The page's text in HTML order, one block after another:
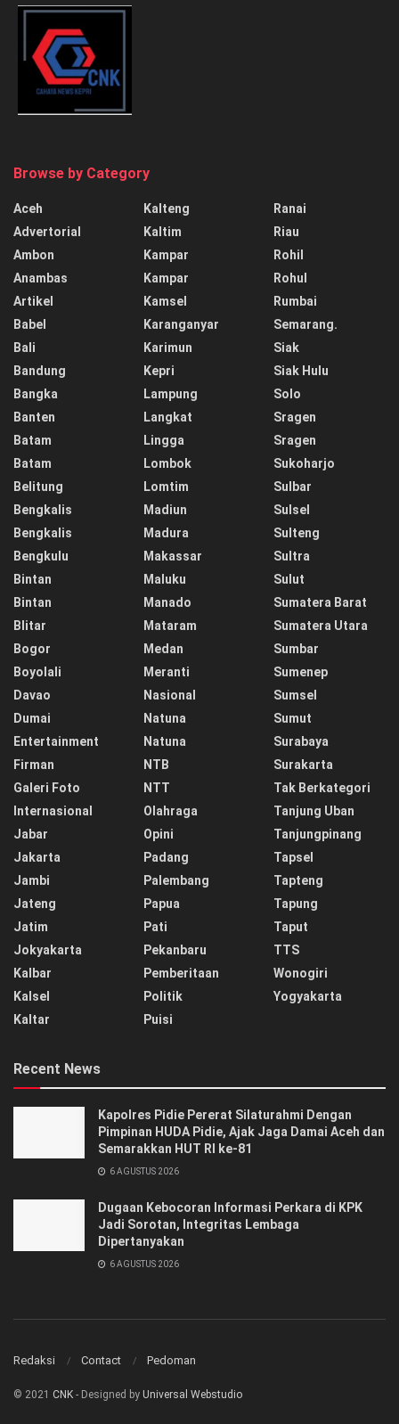
Browse by Category
Aceh
Advertorial
Ambon
Anambas
Artikel
Babel
Bali
Bandung
Bangka
Banten
Batam
Batam
Belitung
Bengkalis
Bengkalis
Bengkulu
Bintan
Bintan
Blitar
Bogor
Boyolali
Davao
Dumai
Entertainment
Firman
Galeri Foto
Internasional
Jabar
Jakarta
Jambi
Jateng
Jatim
Jokyakarta
Kalbar
Kalsel
Kaltar
Kalteng
Kaltim
Kampar
Kampar
Kamsel
Karanganyar
Karimun
Kepri
Lampung
Langkat
Lingga
Lombok
Lomtim
Madiun
Madura
Makassar
Maluku
Manado
Mataram
Medan
Meranti
Nasional
Natuna
Natuna
NTB
NTT
Olahraga
Opini
Padang
Palembang
Papua
Pati
Pekanbaru
Pemberitaan
Politik
Puisi
Ranai
Riau
Rohil
Rohul
Rumbai
Semarang.
Siak
Siak Hulu
Solo
Sragen
Sragen
Sukoharjo
Sulbar
Sulsel
Sulteng
Sultra
Sulut
Sumatera Barat
Sumatera Utara
Sumbar
Sumenep
Sumsel
Sumut
Surabaya
Surakarta
Tak Berkategori
Tanjung Uban
Tanjungpinang
Tapsel
Tapteng
Tapung
Taput
TTS
Wonogiri
Yogyakarta
Recent News
‎‎Kapolres Pidie Pererat Silaturahmi Dengan
Pimpinan HUDA Pidie, Ajak Jaga Damai Aceh dan
Semarakkan HUT RI ke-81
6 AGUSTUS 2026
Dugaan Kebocoran Informasi Perkara di KPK
Jadi Sorotan, Integritas Lembaga
Dipertanyakan
6 AGUSTUS 2026
Redaksi Contact Pedoman
© 2021 CNK - Designed by Universal Webstudio